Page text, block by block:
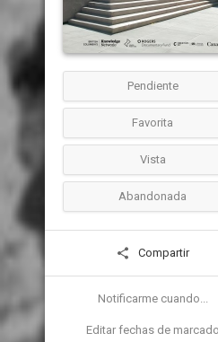
Pendiente
Favorita
Vista
Abandonada
Compartir
Notificarme cuando...
Editar fechas de marcado